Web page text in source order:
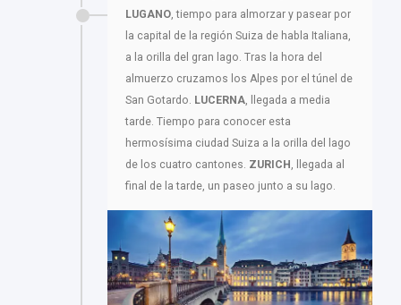
LUGANO, tiempo para almorzar y pasear por
la capital de la región Suiza de habla Italiana,
a la orilla del gran lago. Tras la hora del
almuerzo cruzamos los Alpes por el túnel de
San Gotardo. LUCERNA, llegada a media
tarde. Tiempo para conocer esta
hermosísima ciudad Suiza a la orilla del lago
de los cuatro cantones. ZURICH, llegada al
final de la tarde, un paseo junto a su lago.